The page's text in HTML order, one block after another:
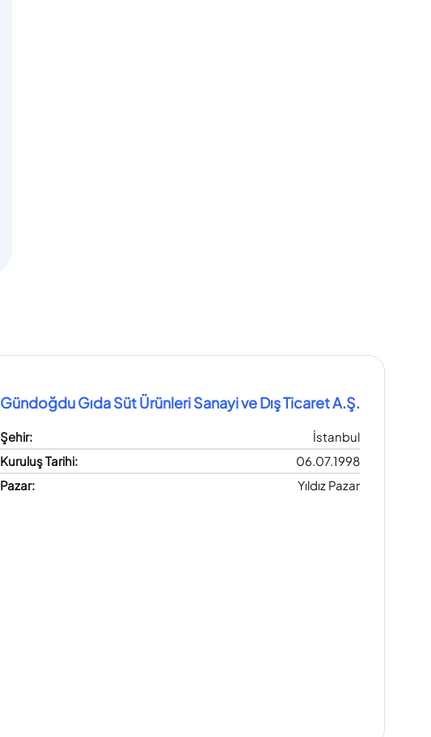
Gündoğdu Gıda Süt Ürünleri Sanayi ve Dış Ticaret A.Ş.
Şehir:
İstanbul
Kuruluş Tarihi:
06.07.1998
Pazar: Yıldız Pazar